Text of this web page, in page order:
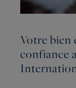
Votre bien
confiance